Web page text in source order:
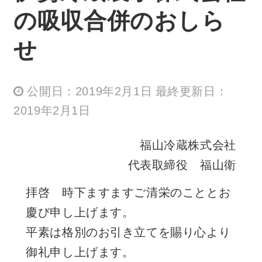
の吸収合併のおしら
せ
公開日：2019年2月1日 最終更新日：
2019年2月1日
福山冷蔵株式会社
代表取締役 福山衛
拝啓 時下ますますご清栄のこととお
慶び申し上げます。
平素は格別のお引き立てを賜り心より
御礼申し上げます。